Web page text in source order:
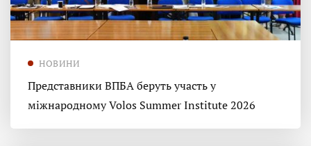
НОВИНИ
Представники ВПБА беруть участь у
міжнародному Volos Summer Institute 2026